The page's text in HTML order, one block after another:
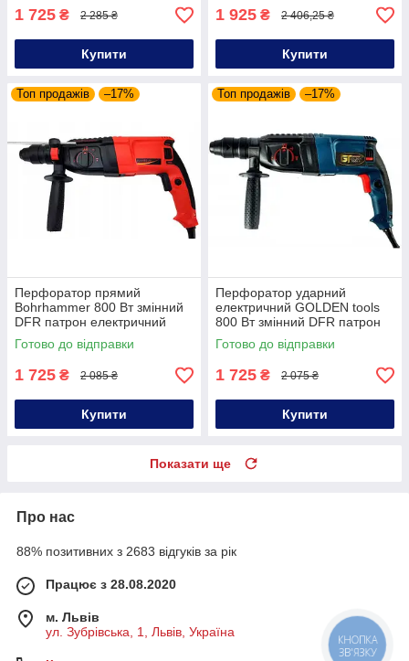
1 725 ₴ 2 285 ₴
Купити
1 925 ₴ 2 406,25 ₴
Купити
Топ продажів –17%
Перфоратор прямий
Bohrhammer 800 Вт змінний
DFR патрон електричний
мережевий перфоратор
ударний перфоратор для
Готово до відправки
1 725 ₴ 2 085 ₴
Купити
Топ продажів –17%
Перфоратор ударний
електричний GOLDEN tools
800 Вт змінний DFR патрон
електричний прямий
перфоратор
Готово до відправки
1 725 ₴ 2 075 ₴
Купити
Показати ще
Про нас
88% позитивних з 2683 відгуків за рік
Працює з 28.08.2020
м. Львів
ул. Зубрівська, 1, Львів, Україна
КНОПКА
ЗВ'ЯЗКУ